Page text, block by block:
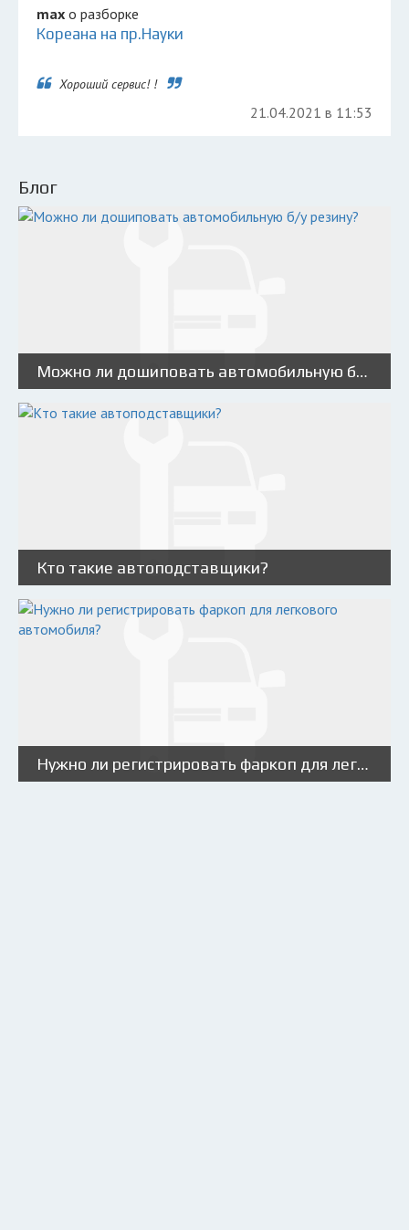
max о разборке
Кореана на пр.Науки
Хороший сервис! !
21.04.2021 в 11:53
Блог
Можно ли дошиповать автомобильную б/у резину?
Кто такие автоподставщики?
Нужно ли регистрировать фаркоп для легкового автомобиля?